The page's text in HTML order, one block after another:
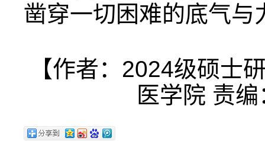
凿穿一切困难的底气与
【作者：2024级硕士
医学院 责